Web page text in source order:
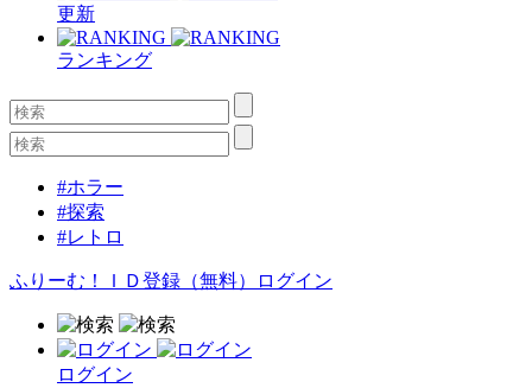
更新
ランキング
#ホラー
#探索
#レトロ
ふりーむ！ＩＤ登録（無料） ログイン
ログイン